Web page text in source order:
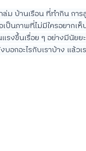
บ้านเรือน ที่ทำกิน การ
ป็นภาพที่ไม่มีใครอยากเ
งขึ้นเรื่อย ๆ อย่างมีนัยย
บอกอะไรกับเราบ้าง แล้